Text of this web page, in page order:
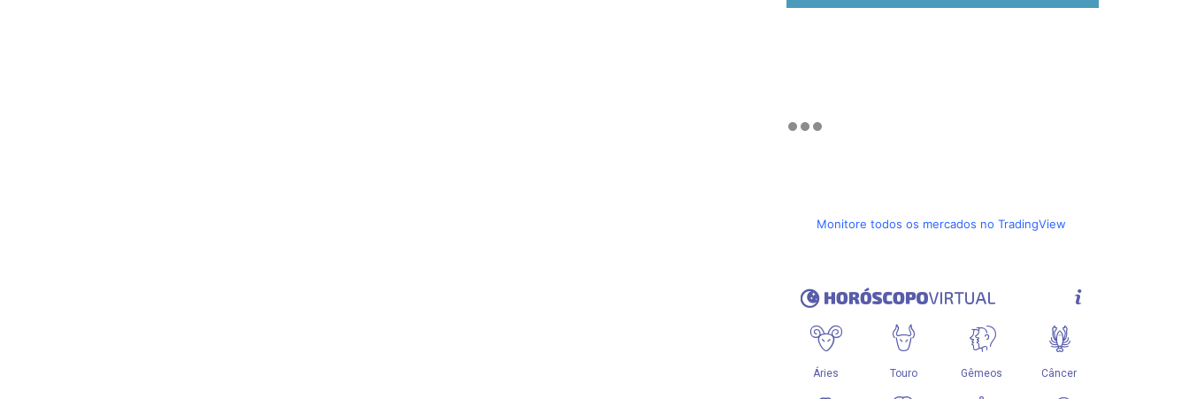
Monitore todos os mercados no TradingView